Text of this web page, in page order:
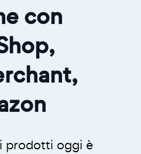
con
prodotti oggi è